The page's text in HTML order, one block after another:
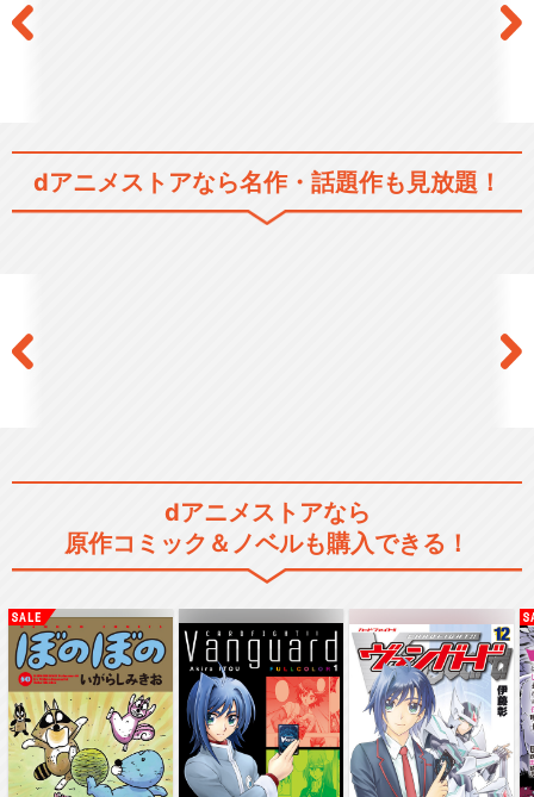
dアニメストアなら名作・話題作も見放題！
dアニメストアなら
原作コミック＆ノベルも購入できる！